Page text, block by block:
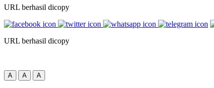
URL berhasil dicopy
URL berhasil dicopy
A A A